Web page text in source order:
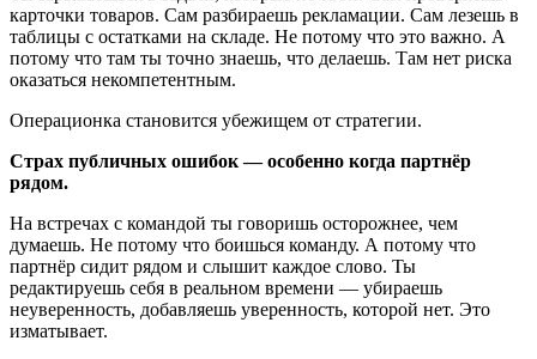
карточки товаров. Сам разбираешь рекламации. Сам лезешь в
таблицы с остатками на складе. Не потому что это важно. А
потому что там ты точно знаешь, что делаешь. Там нет риска
оказаться некомпетентным.
Операционка становится убежищем от стратегии.
Страх публичных ошибок — особенно когда партнёр
рядом.
На встречах с командой ты говоришь осторожнее, чем
думаешь. Не потому что боишься команду. А потому что
партнёр сидит рядом и слышит каждое слово. Ты
редактируешь себя в реальном времени — убираешь
неуверенность, добавляешь уверенность, которой нет. Это
изматывает.